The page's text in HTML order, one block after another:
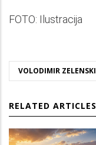
FOTO: Ilustracija
VOLODIMIR ZELENSKI
RELATED ARTICLES